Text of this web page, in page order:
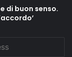
di buon senso.